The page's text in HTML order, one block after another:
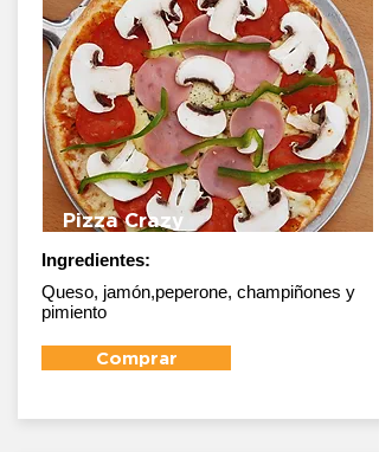
Pizza Crazy
Ingredientes:
Queso, jamón,peperone, champiñones y
pimiento
Comprar